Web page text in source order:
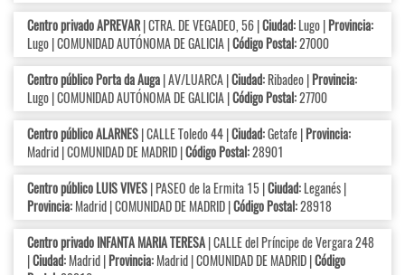
Centro privado APREVAR| CTRA. DE VEGADEO, 56 |Ciudad:Lugo |Provincia:
Lugo | COMUNIDAD AUTÓNOMA DE GALICIA |Código Postal:27000
Centro público Porta da Auga| AV/LUARCA |Ciudad:Ribadeo |Provincia:
Lugo | COMUNIDAD AUTÓNOMA DE GALICIA |Código Postal:27700
Centro público ALARNES| CALLE Toledo 44 |Ciudad:Getafe |Provincia:
Madrid | COMUNIDAD DE MADRID |Código Postal:28901
Centro público LUIS VIVES| PASEO de la Ermita 15 |Ciudad:Leganés |
Provincia:Madrid | COMUNIDAD DE MADRID |Código Postal:28918
Centro privado INFANTA MARIA TERESA| CALLE del Príncipe de Vergara 248
|Ciudad:Madrid |Provincia:Madrid | COMUNIDAD DE MADRID |Código